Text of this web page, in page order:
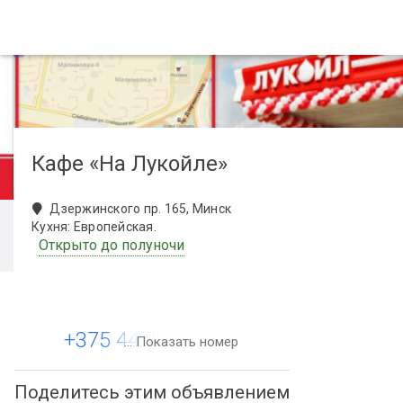
Кафе «На Лукойле»
Дзержинского пр. 165, Минск
Кухня: Европейская.
Открыто до полуночи
+375 44 734-00-00
... Показать номер
Поделитесь этим объявлением